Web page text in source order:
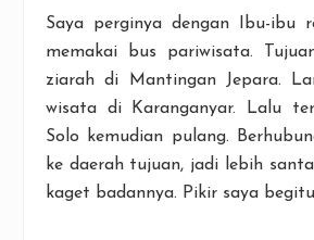
Saya perginya dengan Ibu-ibu
memakai bus pariwisata.
ziarah di Mantingan Jepara.
wisata di Karanganyar. Lalu
Solo kemudian pulang.
ke daerah tujuan, jadi lebih
kaget badannya. Pikir saya